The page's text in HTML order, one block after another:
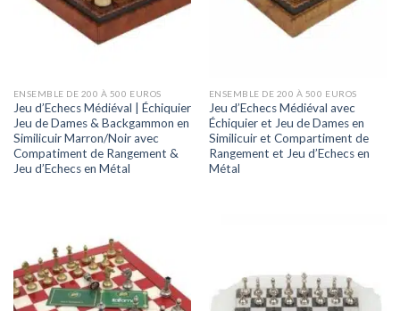
ENSEMBLE DE 200 À 500 EUROS
Jeu d’Echecs Médiéval | Échiquier
Jeu de Dames & Backgammon en
Similicuir Marron/Noir avec
Compatiment de Rangement &
Jeu d’Echecs en Métal
ENSEMBLE DE 200 À 500 EUROS
Jeu d’Echecs Médiéval avec
Échiquier et Jeu de Dames en
Similicuir et Compartiment de
Rangement et Jeu d’Echecs en
Métal